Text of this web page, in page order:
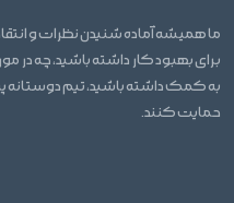
ما همیشه آماده شنیدن نظرات و
برای بهبود کار داشته باشید، چه
به کمک داشته باشید، تیم دوستانه
حمایت کنند.